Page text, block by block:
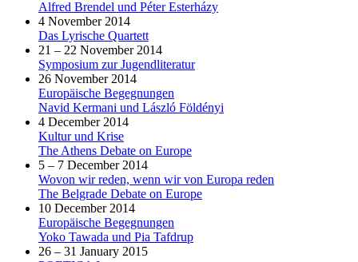
Alfred Brendel und Péter Esterházy
4 November 2014
Das Lyrische Quartett
21 – 22 November 2014
Symposium zur Jugendliteratur
26 November 2014
Europäische Begegnungen
Navid Kermani und László Földényi
4 December 2014
Kultur und Krise
The Athens Debate on Europe
5 – 7 December 2014
Wovon wir reden, wenn wir von Europa reden
The Belgrade Debate on Europe
10 December 2014
Europäische Begegnungen
Yoko Tawada und Pia Tafdrup
26 – 31 January 2015